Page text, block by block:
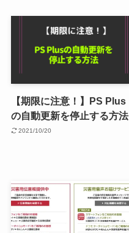
【期限に注意！】PS Plus
の自動更新を停止する方法
2021/10/20